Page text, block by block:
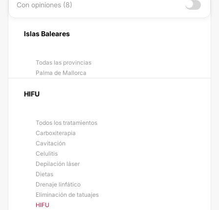
Con opiniones (8)
Islas Baleares
Todas las provincias
Palma de Mallorca
HIFU
Todos los tratamientos
Carboxiterapia
Cavitación
Celulitis
Depilación láser
Dietas
Drenaje linfático
Eliminación de tatuajes
HIFU